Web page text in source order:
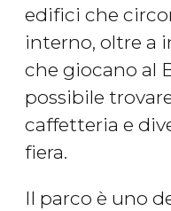
edifici che
interno, oltre a
che giocano al
possibile
caffetteria e
fiera.
Il parco è uno